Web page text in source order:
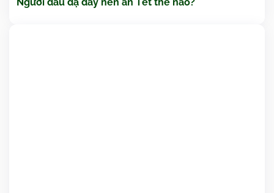
Người đau dạ dày nên ăn Tết thế nào?